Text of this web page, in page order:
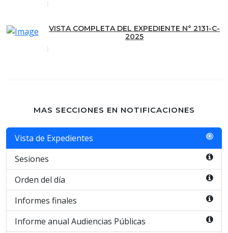
VISTA COMPLETA DEL EXPEDIENTE N° 2131-C-
2025
MAS SECCIONES EN NOTIFICACIONES
Vista de Expedientes
Sesiones
Orden del día
Informes finales
Informe anual Audiencias Públicas